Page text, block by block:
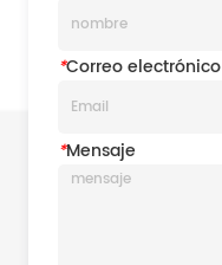
*Correo electrónico
*Mensaje